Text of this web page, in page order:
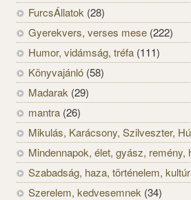
FurcsÁllatok (28)
Gyerekvers, verses mese (222)
Humor, vidámság, tréfa (111)
Könyvajánló (58)
Madarak (29)
mantra (26)
Mikulás, Karácsony, Szilveszter,
Mindennapok, élet, gyász, remény,
Szabadság, haza, történelem,
Szerelem, kedvesemnek (34)